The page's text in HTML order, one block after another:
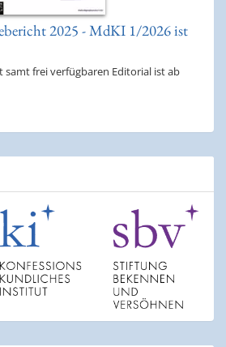
2025 - MdKI 1/2026 ist
samt frei verfügbaren Editorial ist ab